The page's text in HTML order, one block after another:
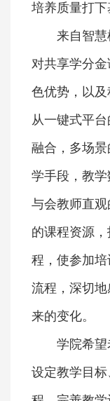
培养质量打下
来自智
对共享学分
色优势，以及
从一键式平
融合，多场
学手段，教
与会教师直
的课程资源
程，使参加
流程，深切
来的变化。
学院希望
设定教学目